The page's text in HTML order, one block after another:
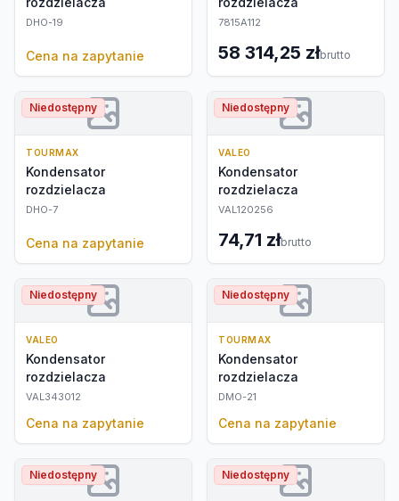
DHO-19
Cena na zapytanie
7815A112
58 314,25 złbrutto
Niedostępny
TOURMAX
Kondensator
rozdzielacza
DHO-7
Cena na zapytanie
Niedostępny
VALEO
Kondensator
rozdzielacza
VAL120256
74,71 złbrutto
Niedostępny
VALEO
Kondensator
rozdzielacza
VAL343012
Cena na zapytanie
Niedostępny
TOURMAX
Kondensator
rozdzielacza
DMO-21
Cena na zapytanie
Niedostępny Niedostępny